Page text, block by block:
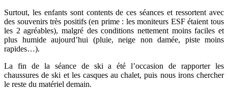
Surtout, les enfants sont contents de ces séances et ressortent avec
des souvenirs très positifs (en prime : les moniteurs ESF étaient tous
les 2 agréables), malgré des conditions nettement moins faciles et
plus humide aujourd’hui (pluie, neige non damée, piste moins
rapides…).
La fin de la séance de ski a été l’occasion de rapporter les
chaussures de ski et les casques au chalet, puis nous irons chercher
le reste du matériel demain.